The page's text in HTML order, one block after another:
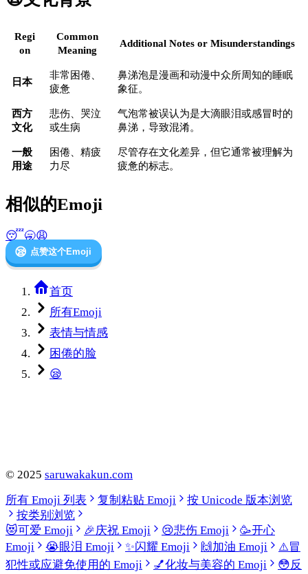
Regi
on
Common
Meaning
Additional Notes or Misunderstandings
日本
非常困倦、
疲惫
鼻涕泡是漫画和动漫中众所周知的睡眠
象征。
西方
文化
悲伤、哭泣
或生病
气泡常被误认为是大滴眼泪或感冒时的
鼻涕，导致混淆。
一般
用途
困倦、精疲
力尽
尽管存在文化差异，但它通常被理解为
疲惫的标志。
相似的Emoji
😴 🥱😩
😪 点赞这个Emoji
首页
所有Emoji
表情与情感
困倦的脸
😪
© 2025 saruwakakun.com
所有 Emoji 列表
复制粘贴 Emoji
按 Unicode 版本浏览
按类别浏览
😻可爱 Emoji 🎉庆祝 Emoji 😢悲伤 Emoji 🥳开心
Emoji
😭眼泪 Emoji ✨闪耀 Emoji 🙌加油 Emoji ⚠️冒
犯性或应避免使用的 Emoji
💅化妆与美容的 Emoji 😳反